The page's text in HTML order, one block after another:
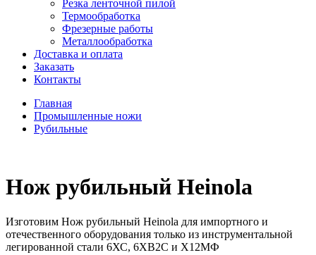
Резка ленточной пилой
Термообработка
Фрезерные работы
Металлообработка
Доставка и оплата
Заказать
Контакты
Главная
Промышленные ножи
Рубильные
Нож рубильный Heinola
Изготовим Нож рубильный Heinola для импортного и
отечественного оборудования только из инструментальной
легированной стали 6ХС, 6ХВ2С и Х12МФ